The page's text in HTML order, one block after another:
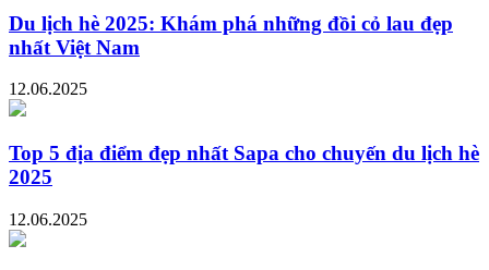
Du lịch hè 2025: Khám phá những đồi cỏ lau đẹp
nhất Việt Nam
12.06.2025
Top 5 địa điểm đẹp nhất Sapa cho chuyến du lịch hè
2025
12.06.2025